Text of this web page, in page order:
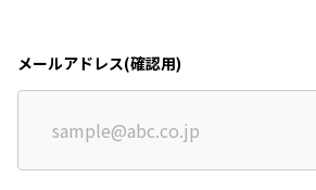
メールアドレス(確認用)